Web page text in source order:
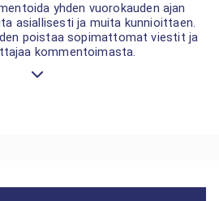
yhden vuorokauden ajan
asiallisesti ja muita kunnioittaen.
poistaa sopimattomat viestit ja
kommentoimasta.